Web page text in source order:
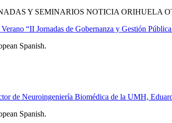
Y SEMINARIOS NOTICIA ORIHUELA
“II Jornadas de Gobernanza y Gestión
Spanish.
de Neuroingeniería Biomédica de la UMH,
Spanish.